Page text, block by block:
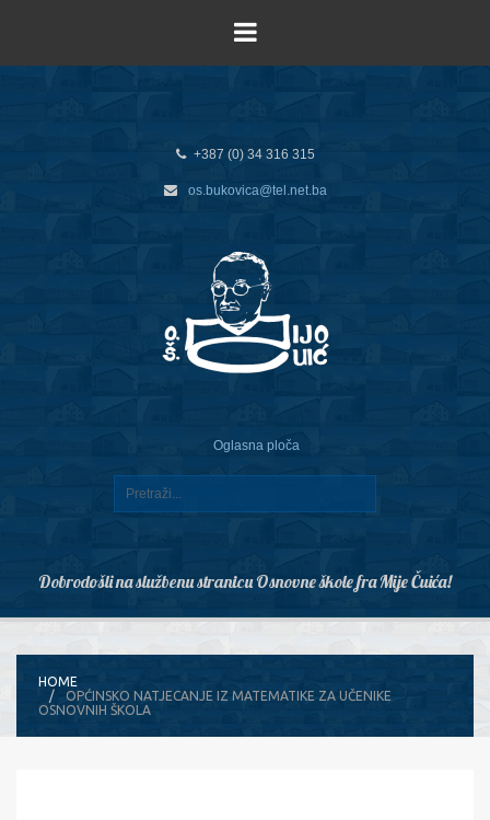
+387 (0) 34 316 315
os.bukovica@tel.net.ba
Oglasna ploča
Dobrodošli na službenu stranicu Osnovne škole fra Mije Čuića!
HOME
OPĆINSKO NATJECANJE IZ MATEMATIKE ZA UČENIKE
OSNOVNIH ŠKOLA